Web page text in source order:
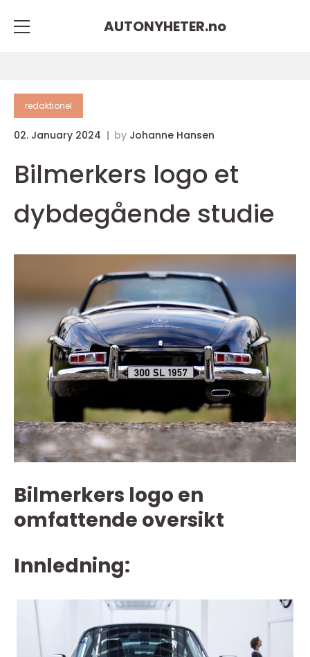
AUTONYHETER.no
redaktionel
02. January 2024 by Johanne Hansen
Bilmerkers logo et
dybdegående studie
Bilmerkers logo en
omfattende oversikt
Innledning: